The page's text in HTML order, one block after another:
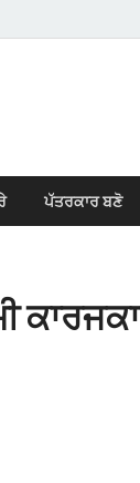
ਪੱਤਰਕਾਰ ਬਣੋ